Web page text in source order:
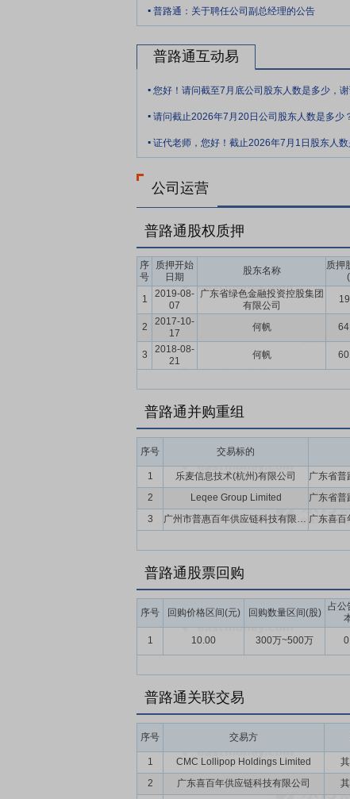
所有电站项目进行一站式全方位监控，保
制，建立了稳定的管理团队、专业的研
核心管理系统，实现了业务、财务与人
了业务财务流程的OA线上审批，同时延
轻应用与办公系统的深度融合，打破了
要点10：良好的银行信誉支持
公司拥
链客户对各项资金的需求服务的同时，
要点11：国资股东支持与保障
2024年
资产监督管理局（以下简称“花都区国资
议》；智都集团在区域内具有显著的资
国资股东不仅为公司提供了丰富的优质
要点12：对外投资设立控股子公司
子公司的议案》。公司拟与广东钠壹新
“普钠时代”)。普钠时代注册资本10,000
离子电池目前处于行业发展前期,公司本
离子产业发展。控股子公司注册完成后,
线建设,具体规划包括:2023年实现中试线
年电池量产线设计产能拟逐步扩张至
影响。
普路通：关于聘任公司副总经理的公告
普路通互动易
. 您好！请问截至7月底公司股东人数是多少，谢
. 请问截止2026年7月20日公司股东人数是多少
. 证代老师，您好！截止2026年7月1日股东人数
公司运营
普路通股权质押
序
号
质押开始
日期
股东名称
质押
1
2019-08-
07
广东省绿色金融投资控股集团
有限公司
2
2017-10-
17
何帆
3
2018-08-
21
何帆
普路通并购重组
序号 交易标的
1 乐麦信息技术(杭州)有限公司
2
Leqee Group Limited
3
广州市普惠百年供应链科技有限公司(暂定名)
普路通股票回购
序号 回购价格区间(元) 回购数量区间(股)
占公
1 10.00 300万~500万
普路通关联交易
序号 交易方
1 CMC Lollipop Holdings Limited
2
广东喜百年供应链科技有限公司